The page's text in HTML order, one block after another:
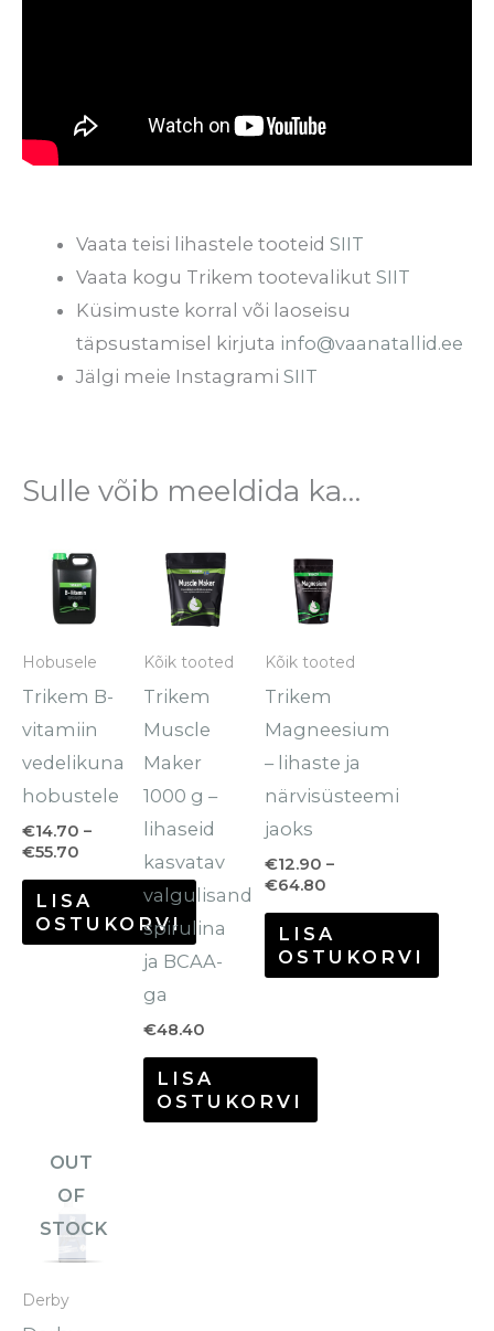
Vaata teisi lihastele tooteidSIIT
Vaata kogu Trikem tootevalikutSIIT
Küsimuste korral või laoseisu
täpsustamisel kirjuta info@vaanatallid.ee
Jälgi meie InstagramiSIIT
Sulle võib meeldida ka…
Hobusele
Trikem B-
vitamiin
vedelikuna
hobustele
€14.70 –
€55.70
Hinnavahemik:
€14.70
kuni
€55.70
LISA
OSTUKORVI
Sellel
tootel
mitu
varianti.
Valikuid
saab
teha
Kõik tooted
Trikem
Muscle
Maker
1000 g –
lihaseid
kasvatav
valgulisand
spirulina
ja BCAA-
ga
€48.40
LISA
OSTUKORVI
Kõik tooted
Trikem
Magneesium
– lihaste ja
närvisüsteemi
jaoks
€12.90 –
€64.80
€12.90
kuni
€64.80
LISA
OSTUKORVI
Sellel
tootel
mitu
varianti.
Valikuid
saab
teha
tootelehel.
OUT
OF
STOCK
Derby